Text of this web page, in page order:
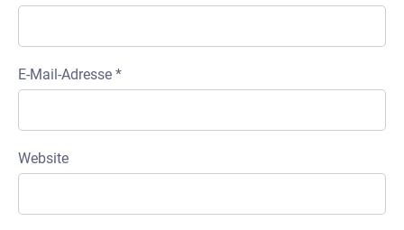
E-Mail-Adresse *
Website